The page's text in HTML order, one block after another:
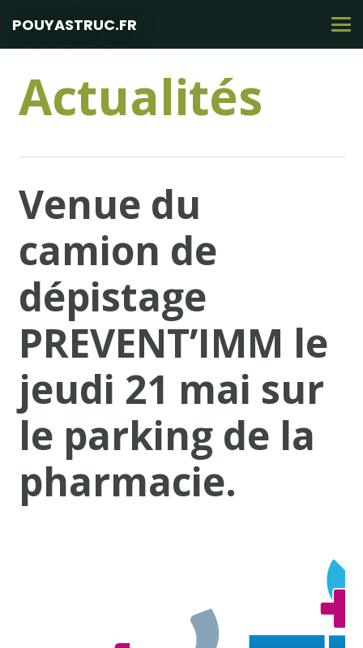
POUYASTRUC.FR
Actualités
Venue du
camion de
dépistage
PREVENT’IMM le
jeudi 21 mai sur
le parking de la
pharmacie.